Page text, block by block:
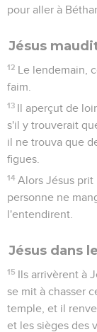
pour aller à
Jésus
12 Le lendemain,
faim.
13 Il aperçut de
s'il y trouverait
il ne trouva que
figues.
14 Alors Jésus prit
personne ne
l'entendirent.
Jésus dans
15 Ils arrivèrent à
se mit à chasser
temple, et il
et les sièges des